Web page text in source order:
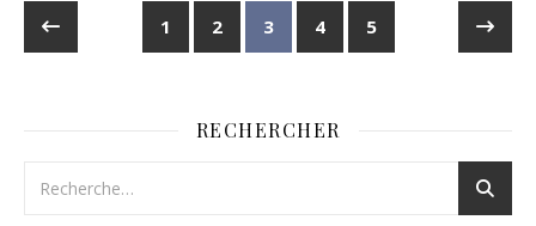
1 2 3 4 5
RECHERCHER